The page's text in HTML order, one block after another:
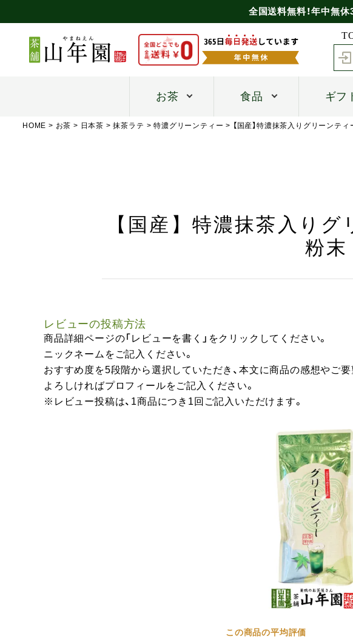
全国送料無料！年中無
お茶 食品 ギフ
HOME お茶 日本茶 抹茶ラテ 特濃グリーンティー 【国産】特濃抹茶入りグリーンテ
【国産】特濃抹茶入り
粉末
レビューの投稿方法
商品詳細ページの「レビューを書く」をクリックしてください。
ニックネームをご記入ください。
おすすめ度を5段階から選択していただき、本文に商品の感想やご要
よろしければプロフィールをご記入ください。
※レビュー投稿は、1商品につき1回ご記入いただけます。